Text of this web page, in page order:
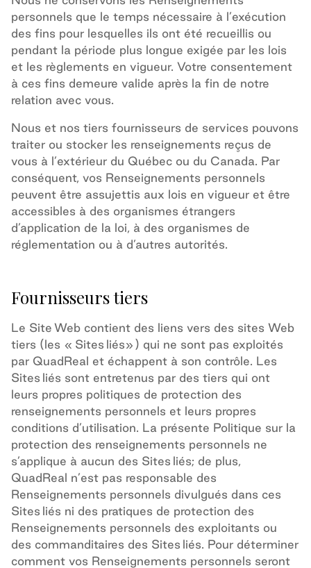
personnels que le temps nécessaire à l’exécution
des fins pour lesquelles ils ont été recueillis ou
pendant la période plus longue exigée par les lois
et les règlements en vigueur. Votre consentement
à ces fins demeure valide après la fin de notre
relation avec vous.
Nous et nos tiers fournisseurs de services pouvons
traiter ou stocker les renseignements reçus de
vous à l’extérieur du Québec ou du Canada. Par
conséquent, vos Renseignements personnels
peuvent être assujettis aux lois en vigueur et être
accessibles à des organismes étrangers
d’application de la loi, à des organismes de
réglementation ou à d’autres autorités.
Fournisseurs tiers
Le Site Web contient des liens vers des sites Web
tiers (les « Sites liés») qui ne sont pas exploités
par QuadReal et échappent à son contrôle. Les
Sites liés sont entretenus par des tiers qui ont
leurs propres politiques de protection des
renseignements personnels et leurs propres
conditions d’utilisation. La présente Politique sur la
protection des renseignements personnels ne
s’applique à aucun des Sites liés; de plus,
QuadReal n’est pas responsable des
Renseignements personnels divulgués dans ces
Sites liés ni des pratiques de protection des
Renseignements personnels des exploitants ou
des commanditaires des Sites liés. Pour déterminer
comment vos Renseignements personnels seront